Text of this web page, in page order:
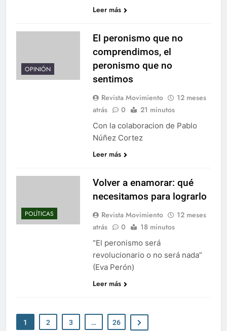
Leer más
OPINIÓN
El peronismo que no
comprendimos, el
peronismo que no
sentimos
Revista Movimiento
12 meses
atrás
0 21 minutos
Con la colaboracion de Pablo
Núñez Cortez
Leer más
POLÍTICAS
Volver a enamorar: qué
necesitamos para lograrlo
Revista Movimiento
12 meses
atrás
0 18 minutos
“El peronismo será
revolucionario o no será nada”
(Eva Perón)
Leer más
1 2 3 … 26